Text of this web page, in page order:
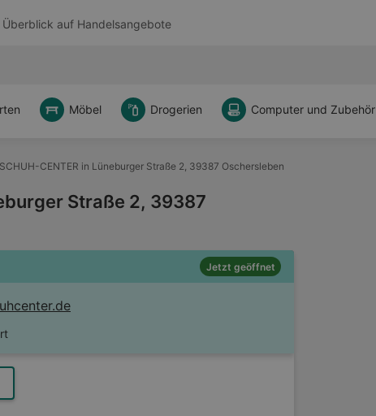
Überblick auf Handelsangebote
Möbel Drogerien Computer und Zubehör
CENTER in Lüneburger Straße 2, 39387 Oschersleben
Straße 2, 39387
Jetzt geöffnet